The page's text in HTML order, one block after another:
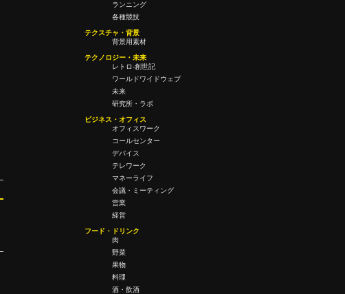
ランニング
各種競技
テクスチャ・背景
背景用素材
テクノロジー・未来
レトロ-創世記
ワールドワイドウェブ
未来
研究所・ラボ
ビジネス・オフィス
オフィスワーク
コールセンター
デバイス
テレワーク
マネーライフ
会議・ミーティング
営業
経営
フード・ドリンク
肉
野菜
果物
料理
酒・飲酒